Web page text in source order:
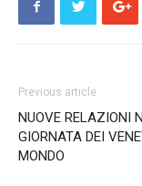
Previous article
NUOVE RELAZIONI
GIORNATA DEI
MONDO